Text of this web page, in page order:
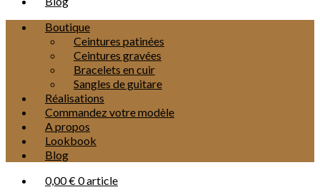
Boutique
Ceintures patinées
Ceintures gravées
Bracelets en cuir
Sangles de guitare
Réalisations
Commandez votre modèle
A propos
Lookbook
Blog
0,00 €0 article